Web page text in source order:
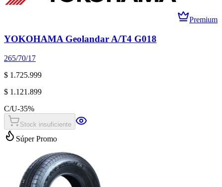
Premium
YOKOHAMA Geolandar A/T4 G018
265/70/17
$ 1.725.999
$ 1.121.899
C/U-35%
Stock insuficiente
Súper Promo